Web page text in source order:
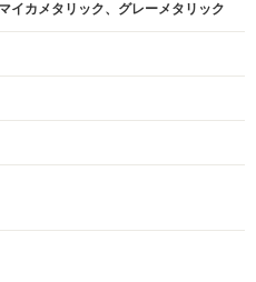
イカメタリック、グレーメタリック